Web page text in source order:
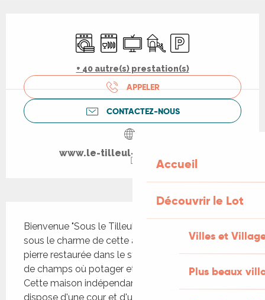
Accueil
Découvrir le Lot
Villes et
Plus beaux
Lave lingeLave vaisselle
TélévisionJeux pour enfants /
Parking
+ 40 autre(s) prestation(s)
APPELER
CONTACTEZ-NOUS
www.le-tilleul-de-leontine.fr
Bienvenue "Sous le Tilleul de Léontine", vous serez
sous le charme de cette ancienne longère en
pierre restaurée dans le style du pays, entourée
de champs où potager et noyeraie se côtoient.
Cette maison indépendante, de plain-pied
dispose d'une cour et d'un jardin clôturés et